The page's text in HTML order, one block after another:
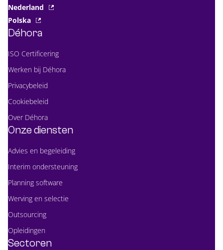
Nederland
Polska
Déhora
ISO Certificering
Werken bij Déhora
Privacybeleid
Cookiebeleid
Over Déhora
Onze diensten
Advies en begeleiding
Interim ondersteuning
Planning software
Werving en selectie
Outsourcing
Opleidingen
Sectoren